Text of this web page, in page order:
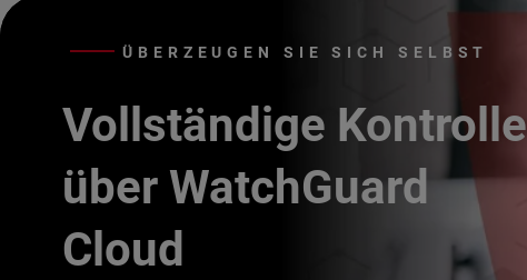
ÜBERZEUGEN SIE SICH SELBST
Vollständige Kontrolle
über WatchGuard
Cloud